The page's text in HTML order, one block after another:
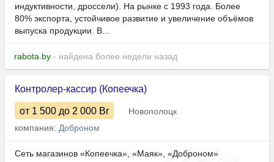
индуктивности, дроссели). На рынке с 1993 года. Более
80% экспорта, устойчивое развитие и увеличение объёмов
выпуска продукции. В...
rabota.by - найдена более недели назад
Контролер-кассир (Копеечка)
от 1 500 до 2 000 Br
Новополоцк
компания: Доброном
Сеть магазинов «Копеечка», «Маяк», «Доброном»